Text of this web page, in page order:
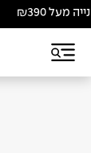
₪390